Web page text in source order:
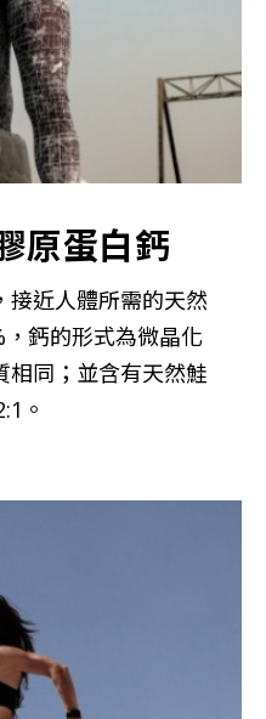
原蛋白鈣
接近人體所需的天然
鈣的形式為微晶化
相同；並含有天然鮭
。